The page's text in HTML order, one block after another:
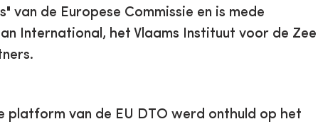
van de Europese Commissie en is mede
International, het Vlaams Instituut voor de Zee
van de EU DTO werd onthuld op het